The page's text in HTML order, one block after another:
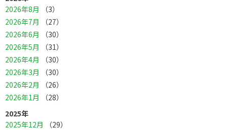
2026年8月
（3）
2026年7月
（27）
2026年6月
（30）
2026年5月
（31）
2026年4月
（30）
2026年3月
（30）
2026年2月
（26）
2026年1月
（28）
2025年
2025年12月
（29）